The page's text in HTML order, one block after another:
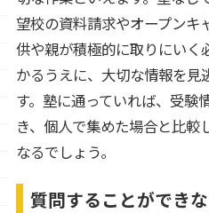
望校の資料請求やオープンキ
供や親が積極的に取りにいく
かるうえに、大切な情報を見
す。塾に通っていれば、受験
き、個人で集めた場合と比較
なるでしょう。
質問することができ